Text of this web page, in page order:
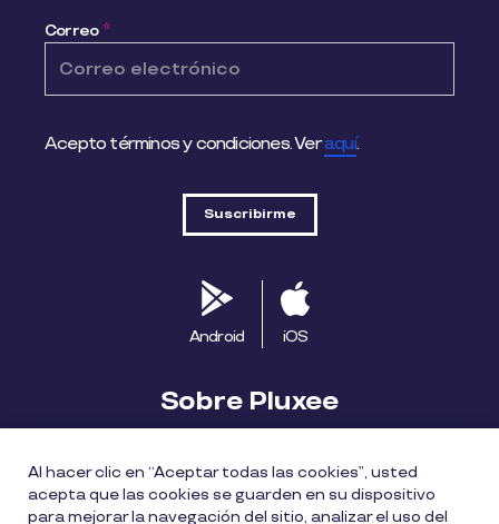
Correo *
Acepto términos y condiciones. Veraquí.
Android iOS
Sobre Pluxee
Mapa del sitio Trabaja con nosotros
Al hacer clic en “Aceptar todas las cookies”, usted
acepta que las cookies se guarden en su dispositivo
para mejorar la navegación del sitio, analizar el uso del